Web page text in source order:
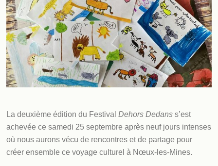
La deuxième édition du FestivalDehors Dedans s’est
achevée ce samedi 25 septembre après neuf jours intenses
où nous aurons vécu de rencontres et de partage pour
créer ensemble ce voyage culturel à Nœux-les-Mines.